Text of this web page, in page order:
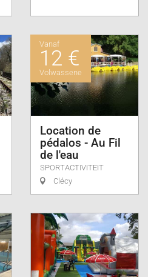
Vanaf
12 €
Volwassene
Location de
pédalos - Au Fil
de l'eau
SPORTACTIVITEIT
Clécy